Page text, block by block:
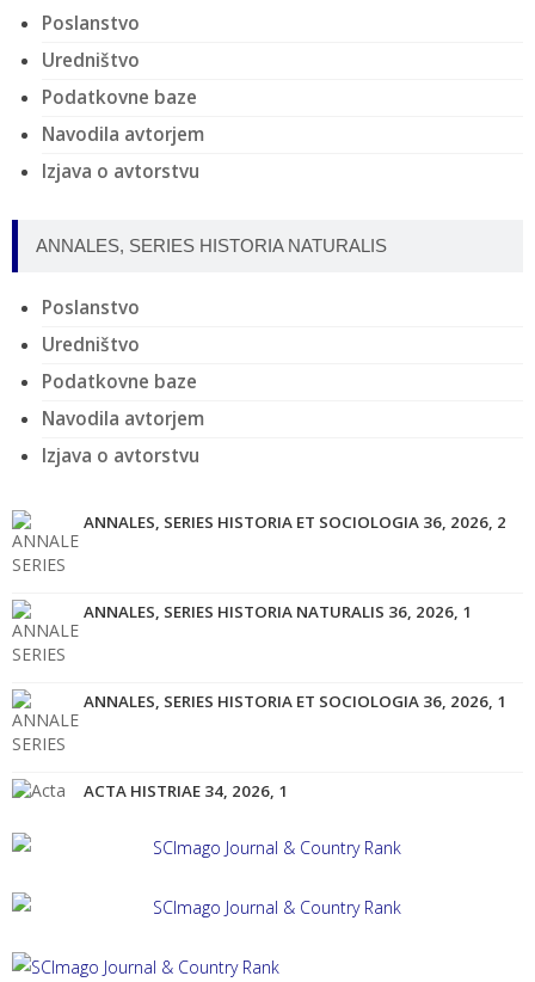
Poslanstvo
Uredništvo
Podatkovne baze
Navodila avtorjem
Izjava o avtorstvu
ANNALES, SERIES HISTORIA NATURALIS
Poslanstvo
Uredništvo
Podatkovne baze
Navodila avtorjem
Izjava o avtorstvu
ANNALES, SERIES HISTORIA ET SOCIOLOGIA 36, 2026, 2
ANNALES, SERIES HISTORIA NATURALIS 36, 2026, 1
ANNALES, SERIES HISTORIA ET SOCIOLOGIA 36, 2026, 1
ACTA HISTRIAE 34, 2026, 1
ANNALES, SERIES HISTORIA ET SOCIOLOGIA 35, 2025, 4